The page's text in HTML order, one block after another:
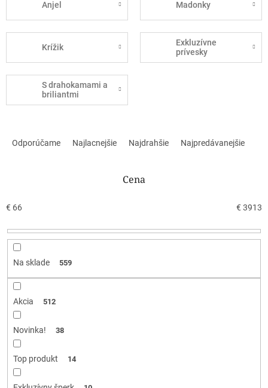
Anjel Madonky
Krížik
Exkluzívne
prívesky
S drahokamami a
briliantmi
e
r
Odporúčame Najlacnejšie Najdrahšie Najpredávanejšie
Cena
€ 66 € 3913
Na sklade 559
Akcia 512
Novinka! 38
Top produkt 14